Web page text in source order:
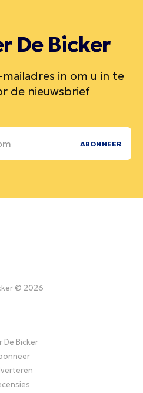
De Bicker
in om u in te
de nieuwsbrief
ABONNEER
© 2026
De Bicker